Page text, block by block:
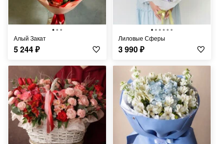
Алый Закат
5 244₽
Лиловые Сферы
3 990₽